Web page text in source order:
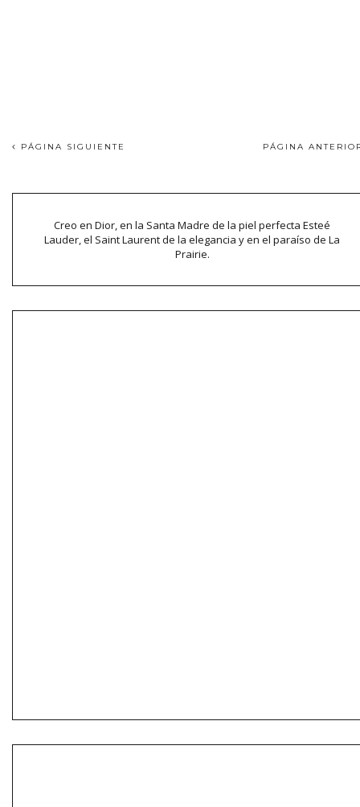
PÁGINA SIGUIENTE PÁGINA
Creo en Dior, en la Santa Madre de la piel perfecta Esteé
Lauder, el Saint Laurent de la elegancia y en el paraíso de La
Prairie.